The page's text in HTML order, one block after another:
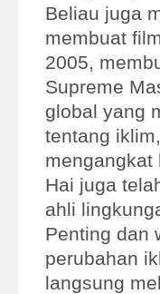
Beliau juga
membuat
2005,
Supreme
global yang
tentang
mengangkat
Hai juga
ahli
Penting dan
perubahan
langsung